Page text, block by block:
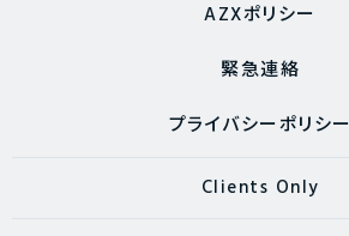
AZXポリシー
緊急連絡
プライバシーポリシー
Clients Only